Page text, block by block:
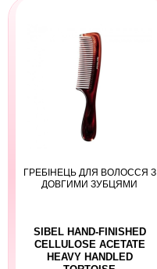
ГРЕБІНЕЦЬ ДЛЯ ВОЛОССЯ З
ДОВГИМИ ЗУБЦЯМИ
SIBEL HAND-FINISHED
CELLULOSE ACETATE
HEAVY HANDLED